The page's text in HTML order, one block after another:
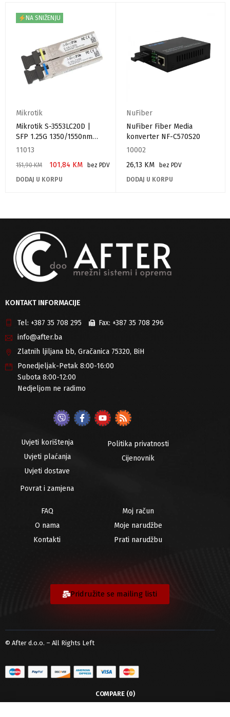
NA SNIŽENJU
Mikrotik
Mikrotik S-3553LC20D |
SFP 1.25G 1350/1550nm
[par]
11013
151,90KM 101,84 KM
bez PDV
DODAJ U KORPU
NuFiber
NuFiber Fiber Media
konverter NF-C570S20
10002
26,13 KM
bez PDV
DODAJ U KORPU
KONTAKT INFORMACIJE
Tel: +387 35 708 295 Fax: +387 35 708 296
info@after.ba
Zlatnih ljiljana bb, Gračanica 75320, BiH
Ponedjeljak-Petak 8:00-16:00
Subota 8:00-12:00
Nedjeljom ne radimo
Uvjeti korištenja
Uvjeti plaćanja
Uvjeti dostave
Povrat i zamjena
Politika privatnosti
Cijenovnik
FAQ
O nama
Kontakti
Moj račun
Moje narudžbe
Prati narudžbu
Pridružite se mailing listi
© After d.o.o. – All Rights Left
COMPARE (0)